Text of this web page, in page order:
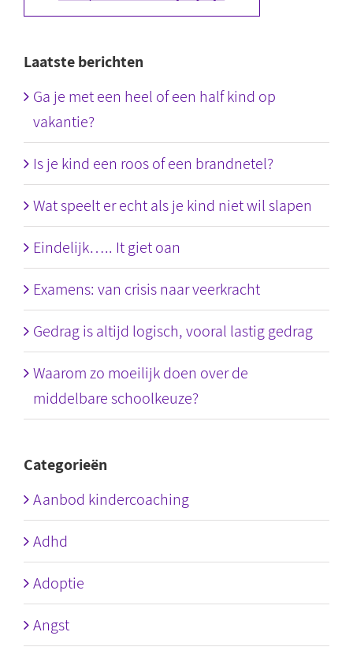
Laatste berichten
Ga je met een heel of een half kind op
vakantie?
Is je kind een roos of een brandnetel?
Wat speelt er echt als je kind niet wil slapen
Eindelijk….. It giet oan
Examens: van crisis naar veerkracht
Gedrag is altijd logisch, vooral lastig gedrag
Waarom zo moeilijk doen over de
middelbare schoolkeuze?
Categorieën
Aanbod kindercoaching
Adhd
Adoptie
Angst